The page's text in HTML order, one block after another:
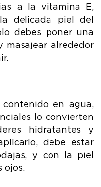
a la vitamina E,
delicada piel del
debes poner una
alrededor
en agua,
lo convierten
hidratantes y
debe estar
y con la piel
ojos.